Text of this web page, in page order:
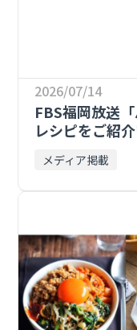
2026/07/14
FBS福岡放送
レシピをご紹
メディア掲載